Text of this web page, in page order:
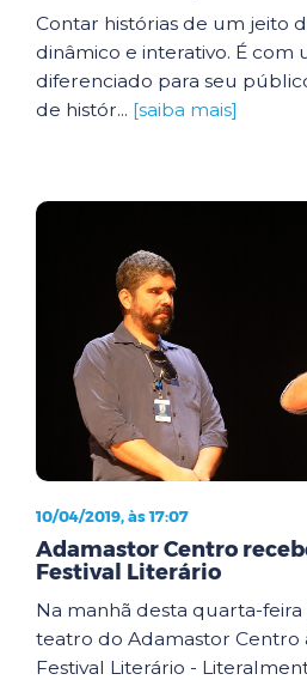
Contar histórias de um jeito
dinâmico e interativo. É com
diferenciado para seu
de histór... [saiba mais]
10/04/2019, às 17:07
Adamastor Centro
Festival Literário
Na manhã desta quarta-feira
teatro do Adamastor Centro
Festival Literário -